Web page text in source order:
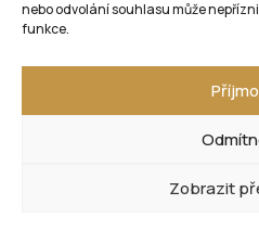
nebo odvolání souhlasu může
funkce.
Zobrazit
+420 702 051 502
vyhrazena | Created by